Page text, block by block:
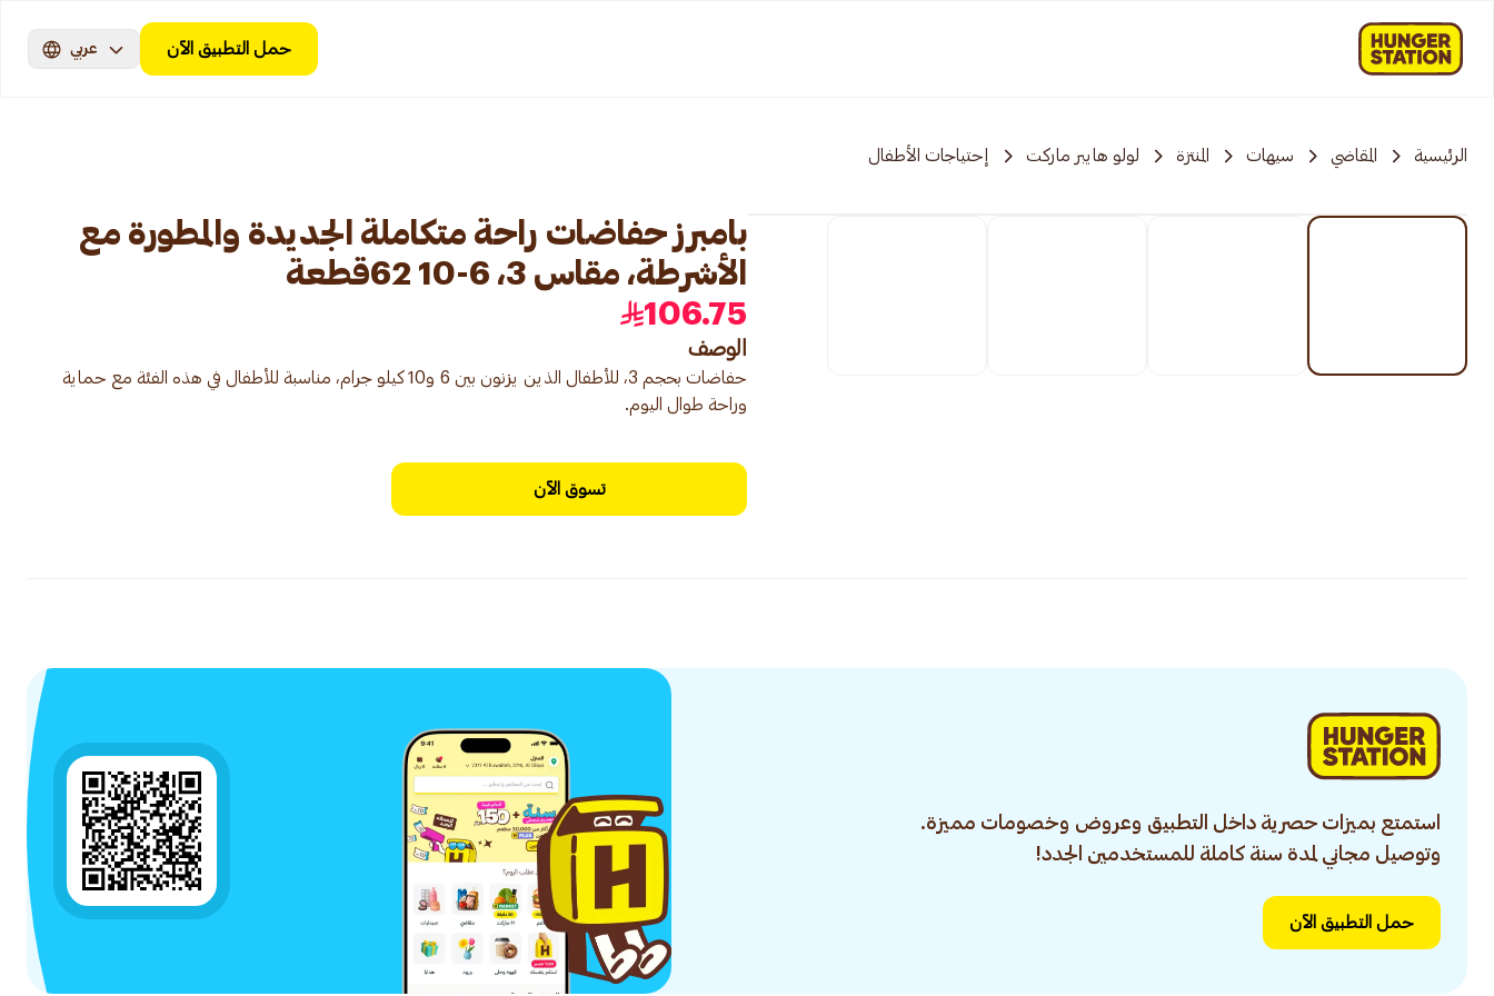
حمل التطبيق الآن عربي
الرئيسية المقاضي سيهات المنتزة لولو هايبر ماركت إحتياجات الأطفال
بامبرز حفاضات راحة متكاملة الجديدة والمطورة مع
الأشرطة، مقاس 3، 6-10 62قطعة
106.75
الوصف
حفاضات بحجم 3، للأطفال الذين يزنون بين 6 و10 كيلو جرام، مناسبة للأطفال في هذه الفئة مع حماية
وراحة طوال اليوم.
تسوق الآن
استمتع بميزات حصرية داخل التطبيق وعروض وخصومات مميزة.
وتوصيل مجاني لمدة سنة كاملة للمستخدمين الجدد!
حمل التطبيق الآن